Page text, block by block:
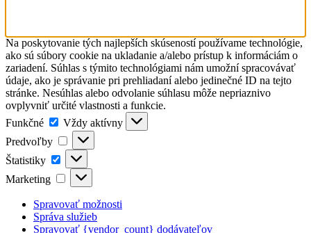
Na poskytovanie tých najlepších skúseností používame technológie,
ako sú súbory cookie na ukladanie a/alebo prístup k informáciám o
zariadení. Súhlas s týmito technológiami nám umožní spracovávať
údaje, ako je správanie pri prehliadaní alebo jedinečné ID na tejto
stránke. Nesúhlas alebo odvolanie súhlasu môže nepriaznivo
ovplyvniť určité vlastnosti a funkcie.
Funkčné
Funkčné
Vždy aktívny
Predvoľby
Predvoľby
Štatistiky Štatistiky
Marketing Marketing
Spravovať možnosti
Správa služieb
Spravovať {vendor_count} dodávateľov